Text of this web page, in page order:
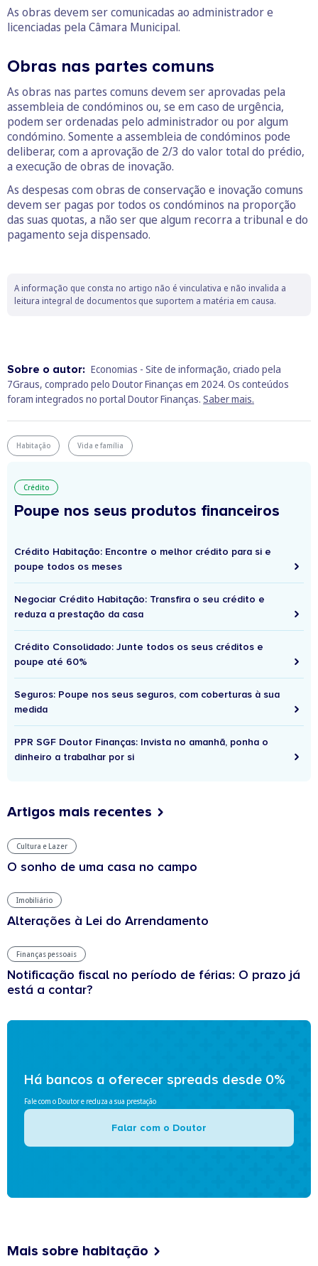
As obras devem ser comunicadas ao administrador e
licenciadas pela Câmara Municipal.
Obras nas partes comuns
As obras nas partes comuns devem ser aprovadas pela
assembleia de condóminos ou, se em caso de urgência,
podem ser ordenadas pelo administrador ou por algum
condómino. Somente a assembleia de condóminos pode
deliberar, com a aprovação de 2/3 do valor total do prédio,
a execução de obras de inovação.
As despesas com obras de conservação e inovação comuns
devem ser pagas por todos os condóminos na proporção
das suas quotas, a não ser que algum recorra a tribunal e do
pagamento seja dispensado.
A informação que consta no artigo não é vinculativa e não invalida a
leitura integral de documentos que suportem a matéria em causa.
Sobre o autor: Economias - Site de informação, criado pela
7Graus, comprado pelo Doutor Finanças em 2024. Os conteúdos
foram integrados no portal Doutor Finanças. Saber mais.
Habitação Vida e família
Crédito
Poupe nos seus produtos financeiros
Crédito Habitação: Encontre o melhor crédito para si e
poupe todos os meses
Negociar Crédito Habitação: Transfira o seu crédito e
reduza a prestação da casa
Crédito Consolidado: Junte todos os seus créditos e
poupe até 60%
Seguros: Poupe nos seus seguros, com coberturas à sua
medida
PPR SGF Doutor Finanças: Invista no amanhã, ponha o
dinheiro a trabalhar por si
Artigos mais recentes
Cultura e Lazer
O sonho de uma casa no campo
Imobiliário
Alterações à Lei do Arrendamento
Finanças pessoais
Notificação fiscal no período de férias: O prazo já
está a contar?
Há bancos a oferecer spreads desde 0%
Fale com o Doutor e reduza a sua prestação
Falar com o Doutor
Mais sobre habitação